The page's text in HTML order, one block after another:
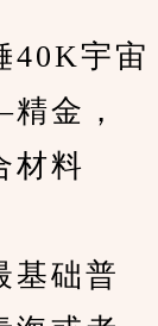
宇宙
金，
材料
础普